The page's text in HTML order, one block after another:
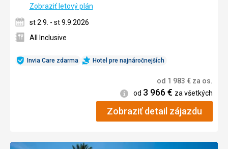
Invia Care zdarma Hotel pre najnáročnejších
Zobraziť letový plán
st 2.9. - st 9.9.2026
All Inclusive
od 1 983 € za os.
Informácie
od 3 966€ za všetkých
Zobraziť detail zájazdu